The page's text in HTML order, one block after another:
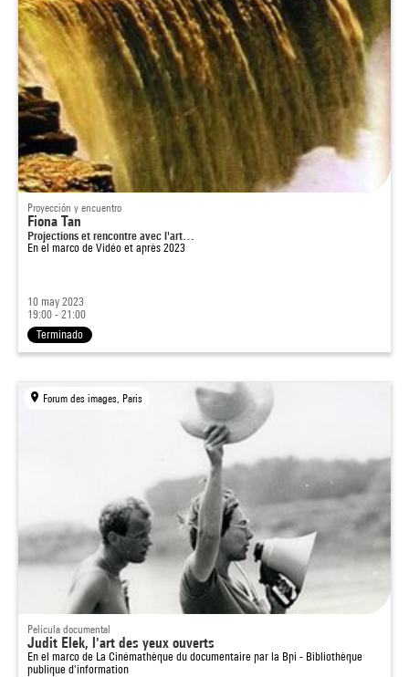
Proyección y encuentro
Fiona Tan
Projections et rencontre avec l'art…
En el marco de Vidéo et après 2023
10 may 2023
19:00 - 21:00
Terminado
Forum des images, Paris
Película documental
Judit Elek, l'art des yeux ouverts
En el marco de La Cinémathèque du documentaire par la Bpi - Bibliothèque
publique d'information